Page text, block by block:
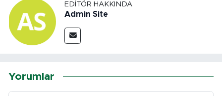
EDITÖR HAKKINDA
Admin Site
Yorumlar